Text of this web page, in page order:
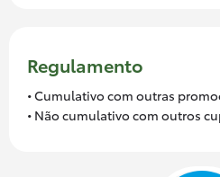
Regulamento
• Cumulativo com outras
• Não cumulativo com outros